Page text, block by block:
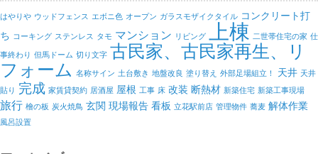
はやりや ウッドフェンス エボニ色 オープン ガラスモザイクタイル コンクリート打
ち コーキング ステンレス タモ マンション リビング 上棟 二世帯住宅の家 仕
事終わり 但馬ドーム 切り文字 古民家、古民家再生、リ
フォーム 名称サイン 土台敷き 地盤改良 塗り替え 外部足場組立！ 天井 天井
貼り 完成 家賃貸契約 居酒屋 屋根 工事 床 改装 断熱材 新築住宅 新築工事現場
旅行 檜の板 炭火焼鳥 玄関 現場報告 看板 立花駅前店 管理物件 蕎麦 解体作業
風呂設置